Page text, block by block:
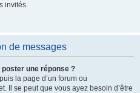
invités.
de messages
une réponse ?
la page d’un forum ou
Il se peut que vous ayez besoin d’être